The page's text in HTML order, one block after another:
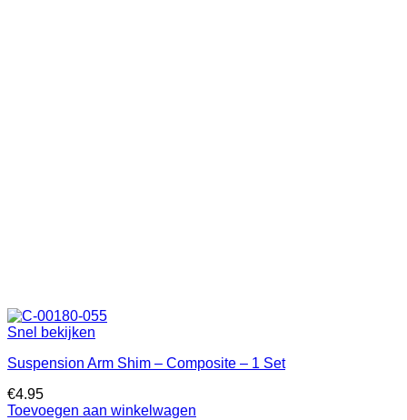
Snel bekijken
Suspension Arm Shim – Composite – 1 Set
€4.95
Toevoegen aan winkelwagen